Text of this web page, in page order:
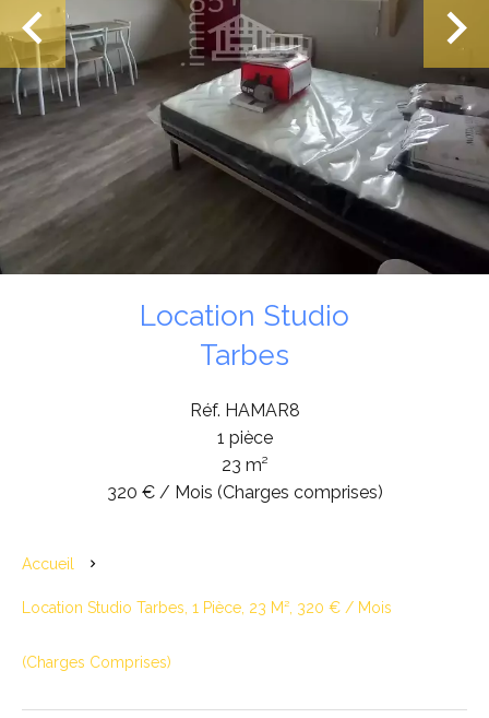
Location Studio
Tarbes
Réf. HAMAR8
1 pièce
23 m²
320 € / Mois (Charges comprises)
Accueil
Location Studio Tarbes, 1 Pièce, 23 M², 320 € / Mois
(Charges Comprises)